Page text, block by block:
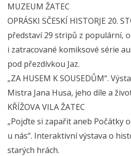
MUZEUM ŽATEC
OPRÁSKI SČESKÍ HISTORJE 20.
představí 29 stripů z populární,
i zatracované komiksové série
pod přezdívkou Jaz.
„ZA HUSEM K SOUSEDŮM“.
Mistra Jana Husa, jeho díle a
KŘÍŽOVA VILA ŽATEC
„Pojďte si zapařit aneb Počátky
u nás“. Interaktivní výstava o
starých hrách.